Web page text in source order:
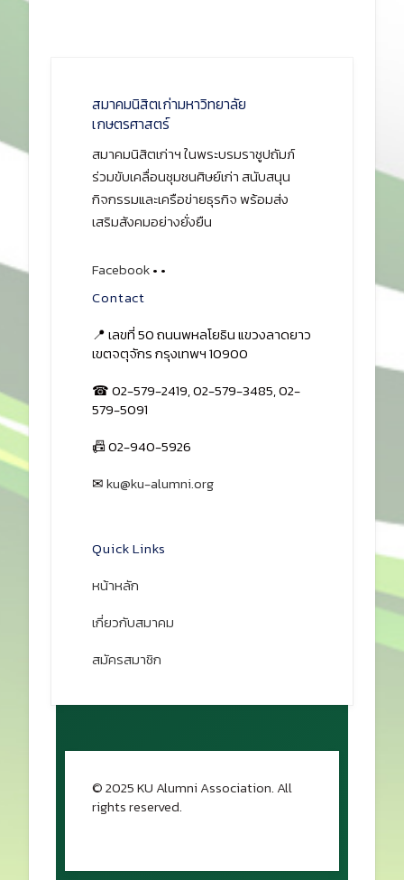
สมาคมนิสิตเก่ามหาวิทยาลัย
เกษตรศาสตร์
สมาคมนิสิตเก่าฯ ในพระบรมราชูปถัมภ์
ร่วมขับเคลื่อนชุมชนศิษย์เก่า สนับสนุน
กิจกรรมและเครือข่ายธุรกิจ พร้อมส่ง
เสริมสังคมอย่างยั่งยืน
Facebook• •
Contact
📍 เลขที่ 50 ถนนพหลโยธิน แขวงลาดยาว
เขตจตุจักร กรุงเทพฯ 10900
☎ 02-579-2419, 02-579-3485, 02-
579-5091
📠 02-940-5926
✉ku@ku-alumni.org
Quick Links
หน้าหลัก
เกี่ยวกับสมาคม
สมัครสมาชิก
© 2025 KU Alumni Association. All
rights reserved.